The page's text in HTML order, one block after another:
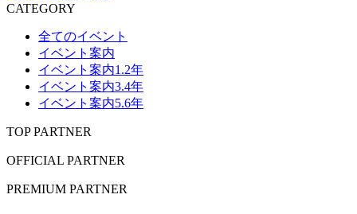
CATEGORY
全てのイベント
イベント案内
イベント案内1.2年
イベント案内3.4年
イベント案内5.6年
TOP PARTNER
OFFICIAL PARTNER
PREMIUM PARTNER